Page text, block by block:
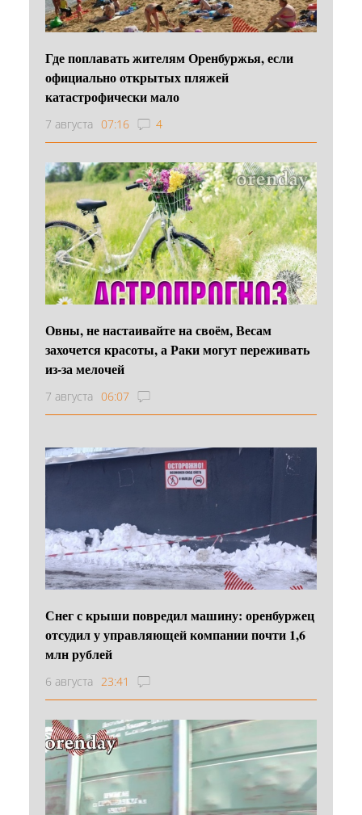
Где поплавать жителям Оренбуржья, если
официально открытых пляжей
катастрофически мало
7 августа 07:16 4
Овны, не настаивайте на своём, Весам
захочется красоты, а Раки могут переживать
из-за мелочей
7 августа 06:07
Снег с крыши повредил машину: оренбуржец
отсудил у управляющей компании почти 1,6
млн рублей
6 августа 23:41